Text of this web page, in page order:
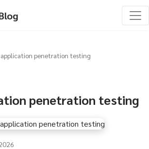
application penetration testing
penetration testing